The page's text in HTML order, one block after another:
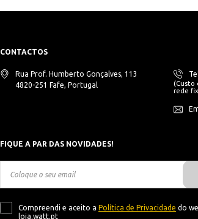
CONTACTOS
Rua Prof. Humberto Gonçalves, 113
4820-251 Fafe, Portugal
(Custo
rede
FIQUE A PAR DAS NOVIDADES!
Compreendi e aceito a Política de Privacidade do
loja.watt.pt